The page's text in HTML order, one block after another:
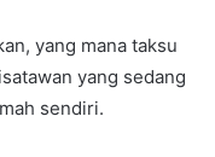
yang mana taksu
yang sedang
sendiri.